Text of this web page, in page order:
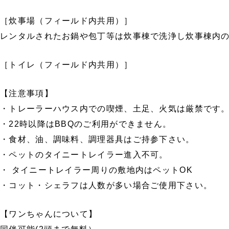
［炊事場（フィールド内共用）］
レンタルされたお鍋や包丁等は炊事棟で洗浄し炊事棟内
［トイレ（フィールド内共用）］
【注意事項】
・トレーラーハウス内での喫煙、土足、火気は厳禁です。
・22時以降はBBQのご利用ができません。
・食材、油、調味料、調理器具はご持参下さい。
・ペットのタイニートレイラー進入不可。
・ タイニートレイラー周りの敷地内はペットOK
・コット・シェラフは人数が多い場合ご使用下さい。
【ワンちゃんについて】